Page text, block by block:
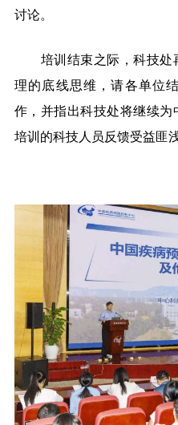
讨论。
培训结束之际，科技
理的底线思维，请各单位
作，并指出科技处将继续
培训的科技人员反馈受益匪